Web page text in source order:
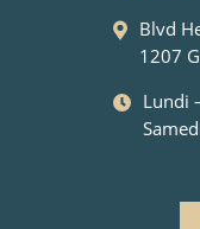
Blvd
1207
Lundi